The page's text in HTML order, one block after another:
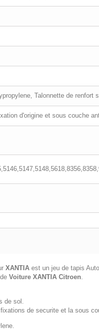
Talonnette de
d'origine et sous couche
XANTIA est un jeu de tapis
Voiture XANTIA Citroen.
de sol.
de securite et la sous